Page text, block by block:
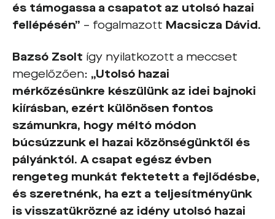
és támogassa a csapatot az utolsó hazai
fellépésén” – fogalmazott Macsicza Dávid.
Bazsó Zsolt így nyilatkozott a meccset
megelőzően: „Utolsó hazai
mérkőzésünkre készülünk az idei bajnoki
kiírásban, ezért különösen fontos
számunkra, hogy méltó módon
búcsúzzunk el hazai közönségünktől és
pályánktól. A csapat egész évben
rengeteg munkát fektetett a fejlődésbe,
és szeretnénk, ha ezt a teljesítményünk
is visszatükrözné az idény utolsó hazai